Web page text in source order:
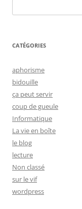
CATÉGORIES
aphorisme
bidouille
ça peut servir
coup de gueule
Informatique
La vie en boîte
le blog
lecture
Non classé
sur le vif
wordpress